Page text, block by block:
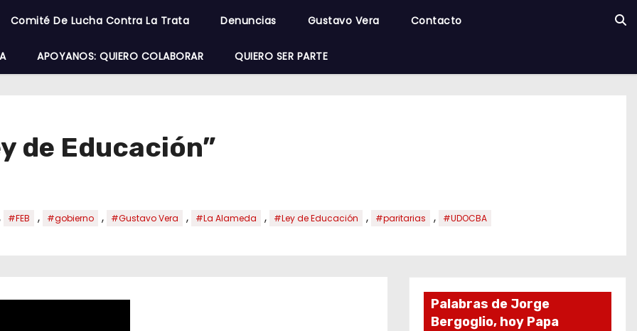
Comité De Lucha Contra La Trata Denuncias Gustavo Vera Contacto
APOYANOS: QUIERO COLABORAR QUIERO SER PARTE
de Educación”
#FEB , #gobierno , #Gustavo Vera , #La Alameda , #Ley de Educación , #paritarias , #UDOCBA
Palabras de Jorge
Bergoglio, hoy Papa